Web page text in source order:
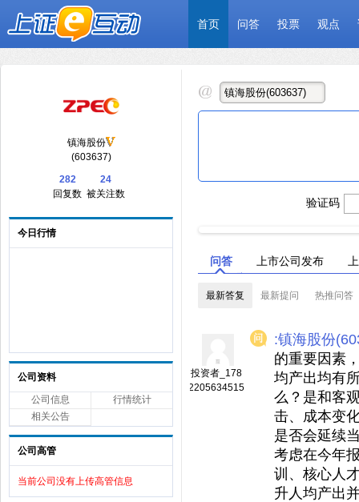
首页 问答 投票 观点
镇海股份
(603637)
282
回复数
24
被关注数
今日行情
公司资料
公司信息
行情统计
相关公告
公司高管
当前公司没有上传高管信息
验证码
问答 上市公司发布
最新答复 最新提问 热推问答
投资者_178
2205634515
:镇海股份
的重要因素
均产出均有
么？是和客
击、成本变
是否会延续
考虑在今年
训、核心人
升人均产出